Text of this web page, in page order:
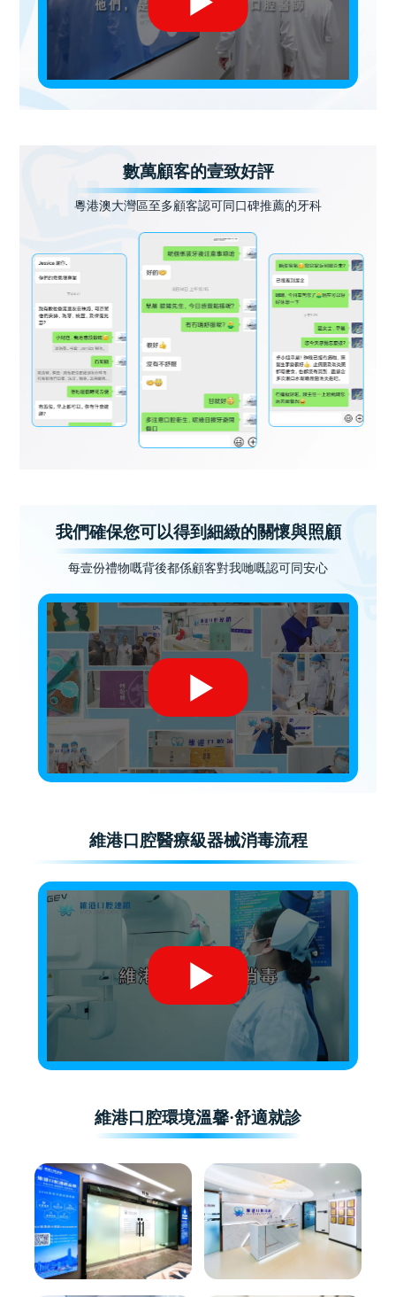
數萬顧客的壹致好評
粵港澳大灣區至多顧客認可同口碑推薦的牙科
我們確保您可以得到細緻的關懷與照顧
每壹份禮物嘅背後都係顧客對我哋嘅認可同安心
維港口腔醫療級器械消毒流程
維港口腔環境溫馨·舒適就診